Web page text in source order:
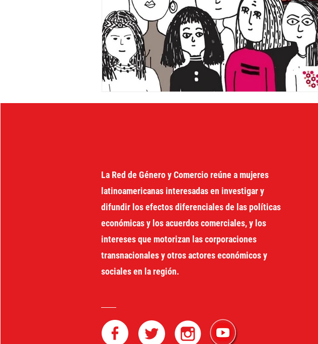
La Red de Género y Comercio reúne a mujeres
latinoamericanas interesadas en investigar y
difundir los efectos diferenciales de las políticas
económicas y los acuerdos comerciales, y los
intereses que motorizan las corporaciones
transnacionales y otros actores económicos y
sociales en la región.